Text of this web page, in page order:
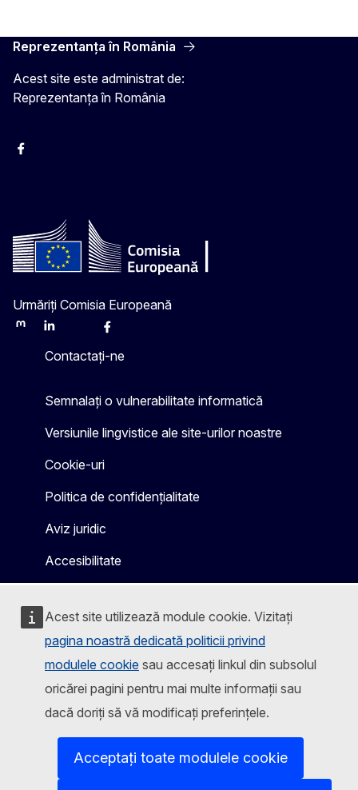
Acest site utilizează module cookie. Vizitați
pagina noastră dedicată politicii privind
modulele cookie sau accesați linkul din subsolul
oricărei pagini pentru mai multe informații sau
dacă doriți să vă modificați preferințele.
Acceptați toate modulele cookie
Reprezentanța în România
Acest site este administrat de:
Reprezentanța în România
Facebook
Urmăriți Comisia Europeană
MastodonLinkedInBlueskyFacebook
Contactați-ne
Semnalați o vulnerabilitate informatică
Versiunile lingvistice ale site-urilor noastre
Cookie-uri
Politica de confidențialitate
Aviz juridic
Accesibilitate